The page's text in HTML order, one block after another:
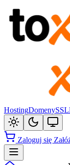
HostingDomenySSL
Zaloguj się